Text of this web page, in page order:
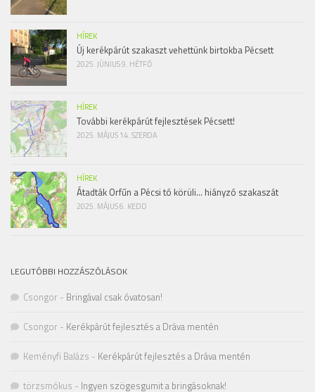
HÍREK
Új kerékpárút szakaszt vehettünk birtokba Pécsett
2025. JÚNIUS 9. HÉTFŐ
HÍREK
További kerékpárút fejlesztések Pécsett!
2025. MÁJUS 14. SZERDA
HÍREK
Átadták Orfűn a Pécsi tó körüli… hiányzó szakaszát
2025. MÁJUS 6. KEDD
LEGUTÓBBI HOZZÁSZÓLÁSOK
Csongor - Bringával csak óvatosan!
Csongor - Kerékpárút fejlesztés a Dráva mentén
Keményfi Balázs - Kerékpárút fejlesztés a Dráva mentén
törzsmókus - Ingyen szögesgumit a bringásoknak!